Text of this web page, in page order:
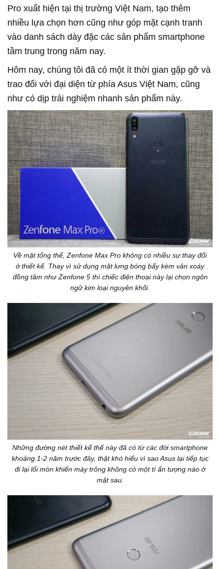
Pro xuất hiện tại thị trường Việt Nam, tạo thêm
nhiều lựa chọn hơn cũng như góp mặt cạnh tranh
vào danh sách dày đặc các sản phẩm smartphone
tầm trung trong năm nay.
Hôm nay, chúng tôi đã có một ít thời gian gặp gỡ và
trao đổi với đại diện từ phía Asus Việt Nam, cũng
như có dịp trải nghiệm nhanh sản phẩm này.
Về mặt tổng thể, Zenfone Max Pro không có nhiều sự thay đổi
ở thiết kế. Thay vì sử dụng mặt lưng bóng bẩy kèm vân xoáy
đồng tâm như Zenfone 5 thì chiếc điện thoại này lại chọn ngôn
ngữ kim loại nguyên khối.
Những đường nét thiết kế thế này đã có từ các đời smartphone
khoảng 1-2 năm trước đây, thật khó hiểu vì sao Asus lại tiếp tục
đi lại lối mòn khiến máy trông không có một tí ấn tượng nào ở
mặt sau.